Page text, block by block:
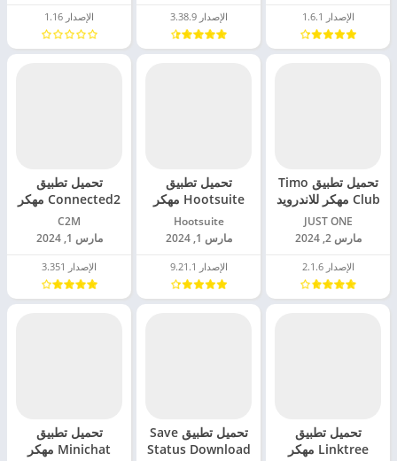
الإصدار 1.6.1 الإصدار 3.38.9 الإصدار 1.16
تحميل تطبيق Timo
Club مهكر للاندرويد
2024
JUST ONE‏
مارس 2, 2024
الإصدار 2.1.6
تحميل تطبيق
Hootsuite مهكر
للاندرويد 2024
Hootsuite‏
مارس 1, 2024
الإصدار 9.21.1
تحميل تطبيق
Connected2 مهكر
للاندرويد 2024
C2M‏
مارس 1, 2024
الإصدار 3.351
تحميل تطبيق
Linktree مهكر
تحميل تطبيق Save
Status Download
تحميل تطبيق
Minichat مهكر